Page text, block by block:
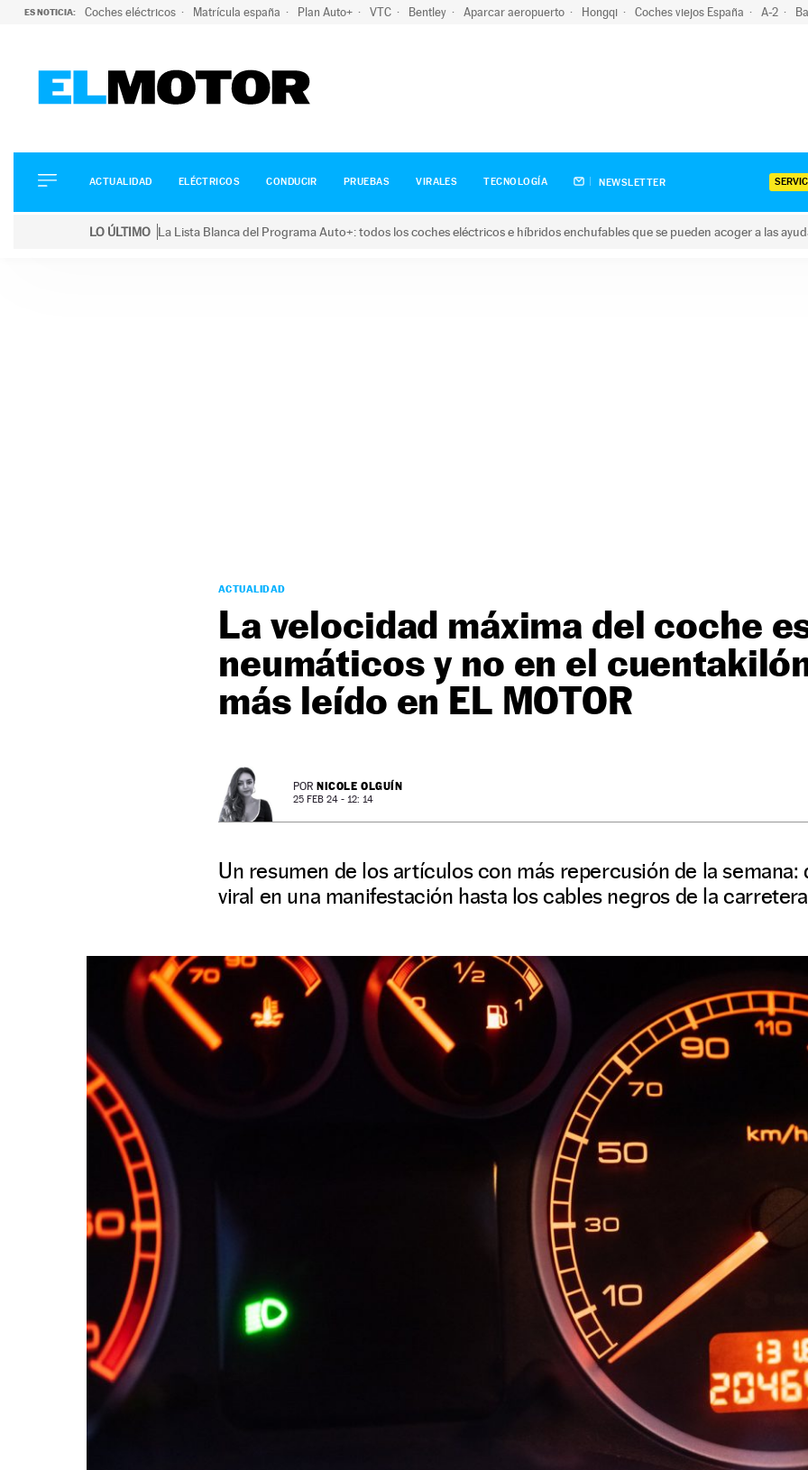
ES NOTICIA: Coches eléctricos Matrícula españa Plan Auto+ VTC Bentley Aparcar aeropuerto Hongqi Coches viejos España A-2
ELÉCTRICOS
CONDUCIR
ACTUALIDAD ELÉCTRICOS CONDUCIR PRUEBAS VIRALES TECNOLOGÍA NEWSLETTER
LO ÚLTIMO La Lista Blanca del Programa Auto+: todos los coches eléctricos e híbridos enchufables que se pueden acoger a las
ACTUALIDAD
La velocidad máxima del coche
neumáticos y no en el
más leído en EL MOTOR
POR NICOLE OLGUÍN
25 FEB 24 - 12: 14
Un resumen de los artículos con más repercusión de la semana:
viral en una manifestación hasta los cables negros de la